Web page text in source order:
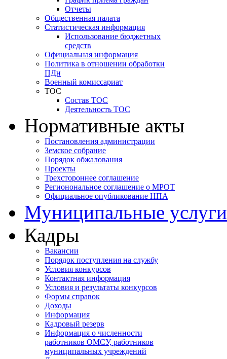
Отчеты
Общественная палата
Статистическая информация
Использование бюджетных
средств
Официальная информация
Политика в отношении обработки
ПДн
Военный комиссариат
ТОС
Состав ТОС
Деятельность ТОС
Нормативные акты
Постановления администрации
Земское собрание
Порядок обжалования
Проекты
Трехстороннее соглашение
Регионональное соглашение о МРОТ
Официальное опубликование НПА
Муниципальные услуги
Кадры
Вакансии
Порядок поступления на службу
Условия конкурсов
Контактная информация
Условия и результаты конкурсов
Формы справок
Доходы
Информация
Кадровый резерв
Информация о численности
работников ОМСУ, работников
муниципальных учреждений